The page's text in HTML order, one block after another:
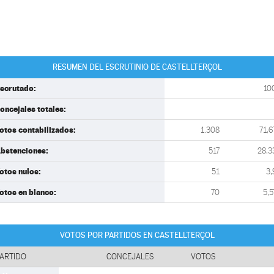
RESUMEN DEL ESCRUTINIO DE CASTELLTERÇOL
totales:
contabilizados: 1.308
517
nulos: 51
en blanco: 70
VOTOS POR PARTIDOS EN CASTELLTERÇOL
CONCEJALES VOTOS